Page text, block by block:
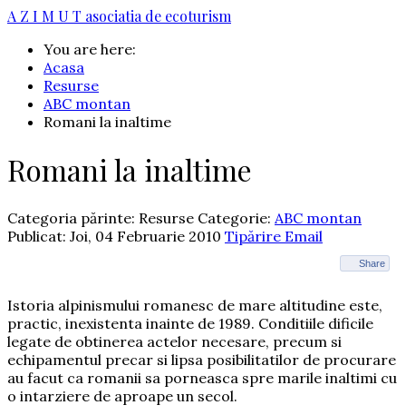
A Z I M U T asociatia de ecoturism
You are here:
Acasa
Resurse
ABC montan
Romani la inaltime
Romani la inaltime
Categoria părinte: Resurse Categorie: ABC montan
Publicat: Joi, 04 Februarie 2010 Tipărire Email
Share
Istoria alpinismului romanesc de mare altitudine este,
practic, inexistenta inainte de 1989. Conditiile dificile
legate de obtinerea actelor necesare, precum si
echipamentul precar si lipsa posibilitatilor de procurare
au facut ca romanii sa porneasca spre marile inaltimi cu
o intarziere de aproape un secol.